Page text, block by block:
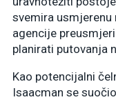
svemira
agencije
planirati putovanja
Kao potencijalni
Isaacman se